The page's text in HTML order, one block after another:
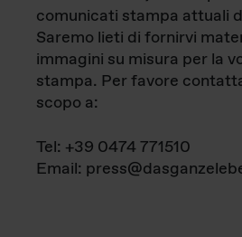
comunicati stampa attuali
Saremo lieti di fornirvi
immagini su misura per la
stampa. Per favore
scopo a:
Tel: +39 0474 771510
Email: